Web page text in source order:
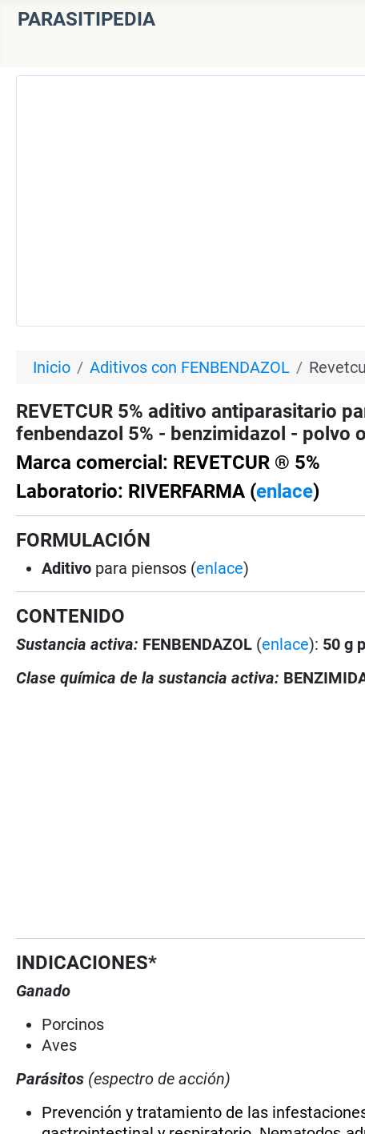
PARASITIPEDIA
Inicio Aditivos con FENBENDAZOL
REVETCUR 5% aditivo antiparasitario
fenbendazol 5% - benzimidazol - polvo
Marca comercial: REVETCUR ® 5%
Laboratorio: RIVERFARMA (enlace)
FORMULACIÓN
Aditivo para piensos (enlace)
CONTENIDO
Sustancia activa: FENBENDAZOL (enlace): 50 g
Clase química de la sustancia activa:
INDICACIONES*
Ganado
Porcinos
Aves
Parásitos (espectro de acción)
Prevención y tratamiento de las